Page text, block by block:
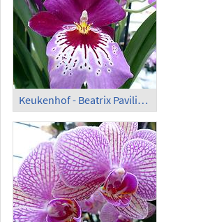
Keukenhof - Beatrix Pavilion; Orchids (4)